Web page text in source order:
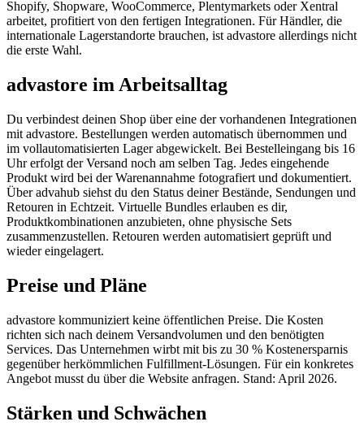
Shopify, Shopware, WooCommerce, Plentymarkets oder Xentral
arbeitet, profitiert von den fertigen Integrationen. Für Händler, die
internationale Lagerstandorte brauchen, ist advastore allerdings nicht
die erste Wahl.
advastore im Arbeitsalltag
Du verbindest deinen Shop über eine der vorhandenen Integrationen
mit advastore. Bestellungen werden automatisch übernommen und
im vollautomatisierten Lager abgewickelt. Bei Bestelleingang bis 16
Uhr erfolgt der Versand noch am selben Tag. Jedes eingehende
Produkt wird bei der Warenannahme fotografiert und dokumentiert.
Über advahub siehst du den Status deiner Bestände, Sendungen und
Retouren in Echtzeit. Virtuelle Bundles erlauben es dir,
Produktkombinationen anzubieten, ohne physische Sets
zusammenzustellen. Retouren werden automatisiert geprüft und
wieder eingelagert.
Preise und Pläne
advastore kommuniziert keine öffentlichen Preise. Die Kosten
richten sich nach deinem Versandvolumen und den benötigten
Services. Das Unternehmen wirbt mit bis zu 30 % Kostenersparnis
gegenüber herkömmlichen Fulfillment-Lösungen. Für ein konkretes
Angebot musst du über die Website anfragen. Stand: April 2026.
Stärken und Schwächen